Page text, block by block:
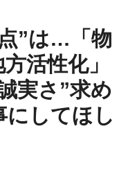
”は…「物
活性化」
実さ”求め
にしてほし